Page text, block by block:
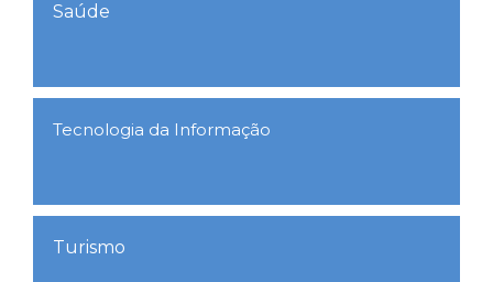
Saúde
Tecnologia da Informação
Turismo